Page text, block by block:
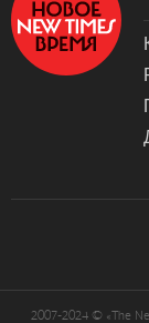
2007-2024 © «The